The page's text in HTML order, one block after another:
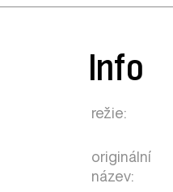
Info
režie:
originální
název: